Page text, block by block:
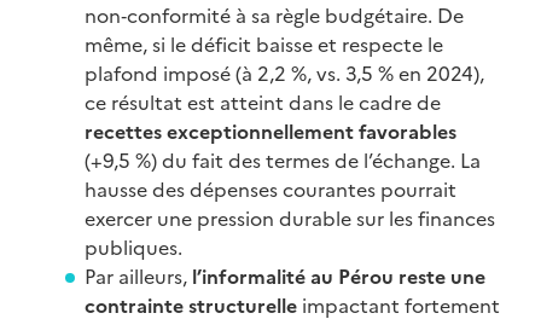
non‑conformité à sa règle budgétaire. De
même, si le déficit baisse et respecte le
plafond imposé (à 2,2 %, vs. 3,5 % en 2024),
ce résultat est atteint dans le cadre de
recettes exceptionnellement favorables
(+9,5 %) du fait des termes de l’échange. La
hausse des dépenses courantes pourrait
exercer une pression durable sur les finances
publiques.
Par ailleurs, l’informalité au Pérou reste une
contrainte structurelle impactant fortement